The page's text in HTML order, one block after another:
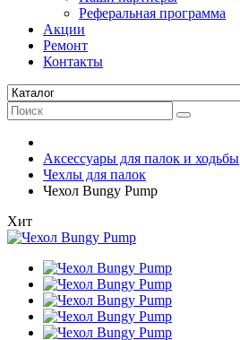
Реферальная программа
Акции
Ремонт
Контакты
Аксессуары для палок и ходьбы
Чехлы для палок
Чехол Bungy Pump
Хит